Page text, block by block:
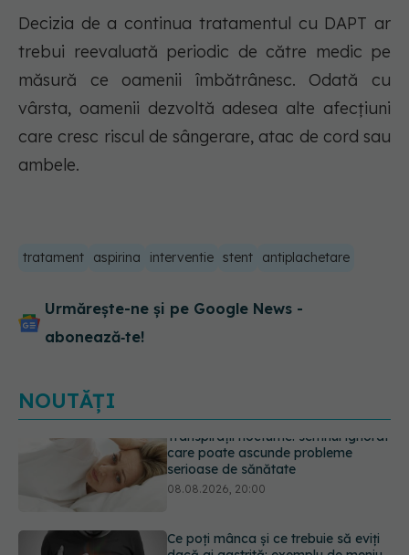
Decizia de a continua tratamentul cu DAPT ar
trebui reevaluată periodic de către medic pe
măsură ce oamenii îmbătrânesc. Odată cu
vârsta, oamenii dezvoltă adesea alte afecțiuni
care cresc riscul de sângerare, atac de cord sau
ambele.
tratament aspirina interventie stent antiplachetare
Urmărește-ne și pe Google News -
abonează‑te!
NOUTĂȚI
Ce poți mânca și ce trebuie să eviți
dacă ai gastrită: exemplu de meniu
care reduce inflamația stomacului